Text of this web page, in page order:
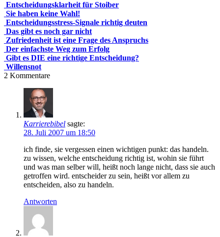
Entscheidungsklarheit für Stoiber
Sie haben keine Wahl!
Entscheidungsstress-Signale richtig deuten
Das gibt es noch gar nicht
Zufriedenheit ist eine Frage des Anspruchs
Der einfachste Weg zum Erfolg
Gibt es DIE eine richtige Entscheidung?
Willensnot
2 Kommentare
Karrierebibel sagte:
28. Juli 2007 um 18:50
ich finde, sie vergessen einen wichtigen punkt: das handeln.
zu wissen, welche entscheidung richtig ist, wohin sie führt
und was man selber will, heißt noch lange nicht, dass sie auch
getroffen wird. entscheider zu sein, heißt vor allem zu
entscheiden, also zu handeln.
Antworten